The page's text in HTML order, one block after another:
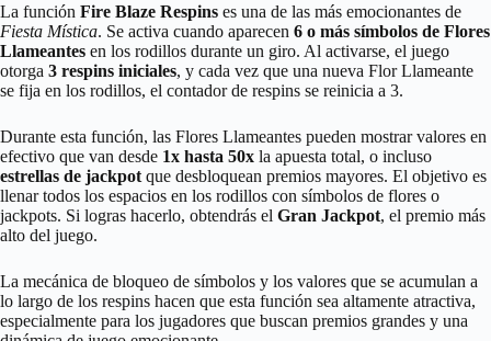
La función Fire Blaze Respins es una de las más emocionantes de
Fiesta Mística. Se activa cuando aparecen 6 o más símbolos de Flores
Llameantes en los rodillos durante un giro. Al activarse, el juego
otorga 3 respins iniciales, y cada vez que una nueva Flor Llameante
se fija en los rodillos, el contador de respins se reinicia a 3.
Durante esta función, las Flores Llameantes pueden mostrar valores en
efectivo que van desde 1x hasta 50x la apuesta total, o incluso
estrellas de jackpot que desbloquean premios mayores. El objetivo es
llenar todos los espacios en los rodillos con símbolos de flores o
jackpots. Si logras hacerlo, obtendrás el Gran Jackpot, el premio más
alto del juego.
La mecánica de bloqueo de símbolos y los valores que se acumulan a
lo largo de los respins hacen que esta función sea altamente atractiva,
especialmente para los jugadores que buscan premios grandes y una